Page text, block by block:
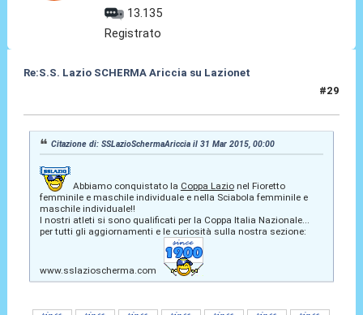
13.135
Registrato
Re:S.S. Lazio SCHERMA Ariccia su Lazionet
#29
Citazione di: SSLazioSchermaAriccia il 31 Mar 2015, 00:00
Abbiamo conquistato la Coppa Lazionel Fioretto
femminile e maschile individuale e nella Sciabola femminile e
maschile individuale!!
I nostri atleti si sono qualificati per la Coppa Italia Nazionale...
per tutti gli aggiornamenti e le curiosità sulla nostra sezione:
www.sslazioscherma.com